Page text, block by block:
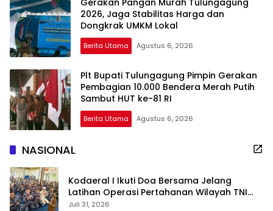
2026, Jaga Stabilitas Harga dan
Dongkrak UMKM Lokal
Berita Utama Agustus 6, 2026
Plt Bupati Tulungagung Pimpin Gerakan
Pembagian 10.000 Bendera Merah Putih
Sambut HUT ke-81 RI
Berita Utama Agustus 6, 2026
NASIONAL
Kodaeral I Ikuti Doa Bersama Jelang
Latihan Operasi Pertahanan Wilayah TNI
2026
Juli 31, 2026